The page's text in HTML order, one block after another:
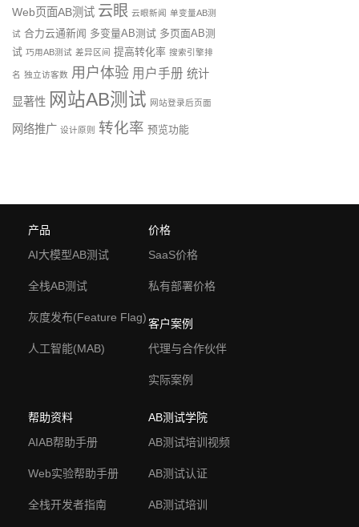
Web页面AB测试 云眼 云眼新闻 单变量AB测
试 合力云通新闻 多变量AB测试 多页面AB测
试 巧用AB测试 差异区间 提高转化率 搜索引擎排
名 独立访客数 用户体验 用户手册 统计
显著性 网站AB测试 网站登录后页面
网络推广 设计原则 转化率 预览功能
产品
AI大模型AB测试
全栈AB测试
灰度发布(Feature Flag)
人工智能(MAB)
价格
SaaS价格
私有部署价格
客户案例
代理与合作伙伴
实际案例
帮助资料
AIAB帮助手册
Web实验帮助手册
全栈开发者指南
AB测试学院
AB测试培训视频
AB测试认证
AB测试培训